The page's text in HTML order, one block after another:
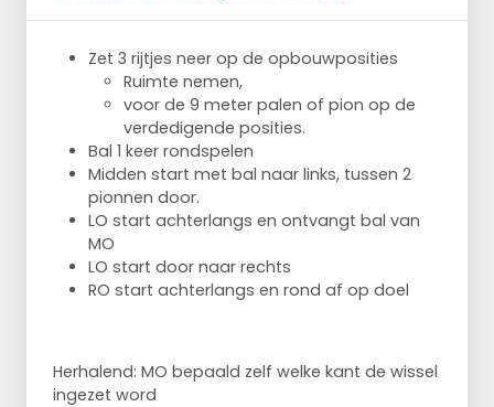
Zet 3 rijtjes neer op de opbouwposities
Ruimte nemen,
voor de 9 meter palen of pion op de
verdedigende posities.
Bal 1 keer rondspelen
Midden start met bal naar links, tussen 2
pionnen door.
LO start achterlangs en ontvangt bal van
MO
LO start door naar rechts
RO start achterlangs en rond af op doel
Herhalend: MO bepaald zelf welke kant de wissel
ingezet word